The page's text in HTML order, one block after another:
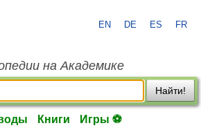
EN DE ES FR
на Академике
Найти!
Книги Игры ⚽